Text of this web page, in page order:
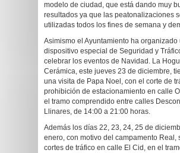
modelo de ciudad, que está dando muy
resultados ya que las peatonalizaciones
utilizadas todos los fines de semana y
Asimismo el Ayuntamiento ha organizado
dispositivo especial de Seguridad y
celebrar los eventos de Navidad. La
Cerámica, este jueves 23 de diciembre,
una visita de Papa Noel, con el corte de
prohibición de estacionamiento en calle
el tramo comprendido entre calles
Llinares, de 14:00 a 21:00 horas.
Además los días 22, 23, 24, 25 de
enero, con motivo del campamento Real,
cortes de tráfico en calle El Cid, en el